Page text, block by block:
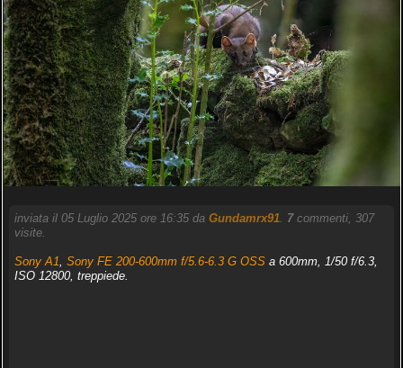
inviata il 05 Luglio 2025 ore 16:35 da Gundamrx91. 7commenti, 307
visite.
Sony A1, Sony FE 200-600mm f/5.6-6.3 G OSSa 600mm, 1/50 f/6.3,
ISO 12800, treppiede.